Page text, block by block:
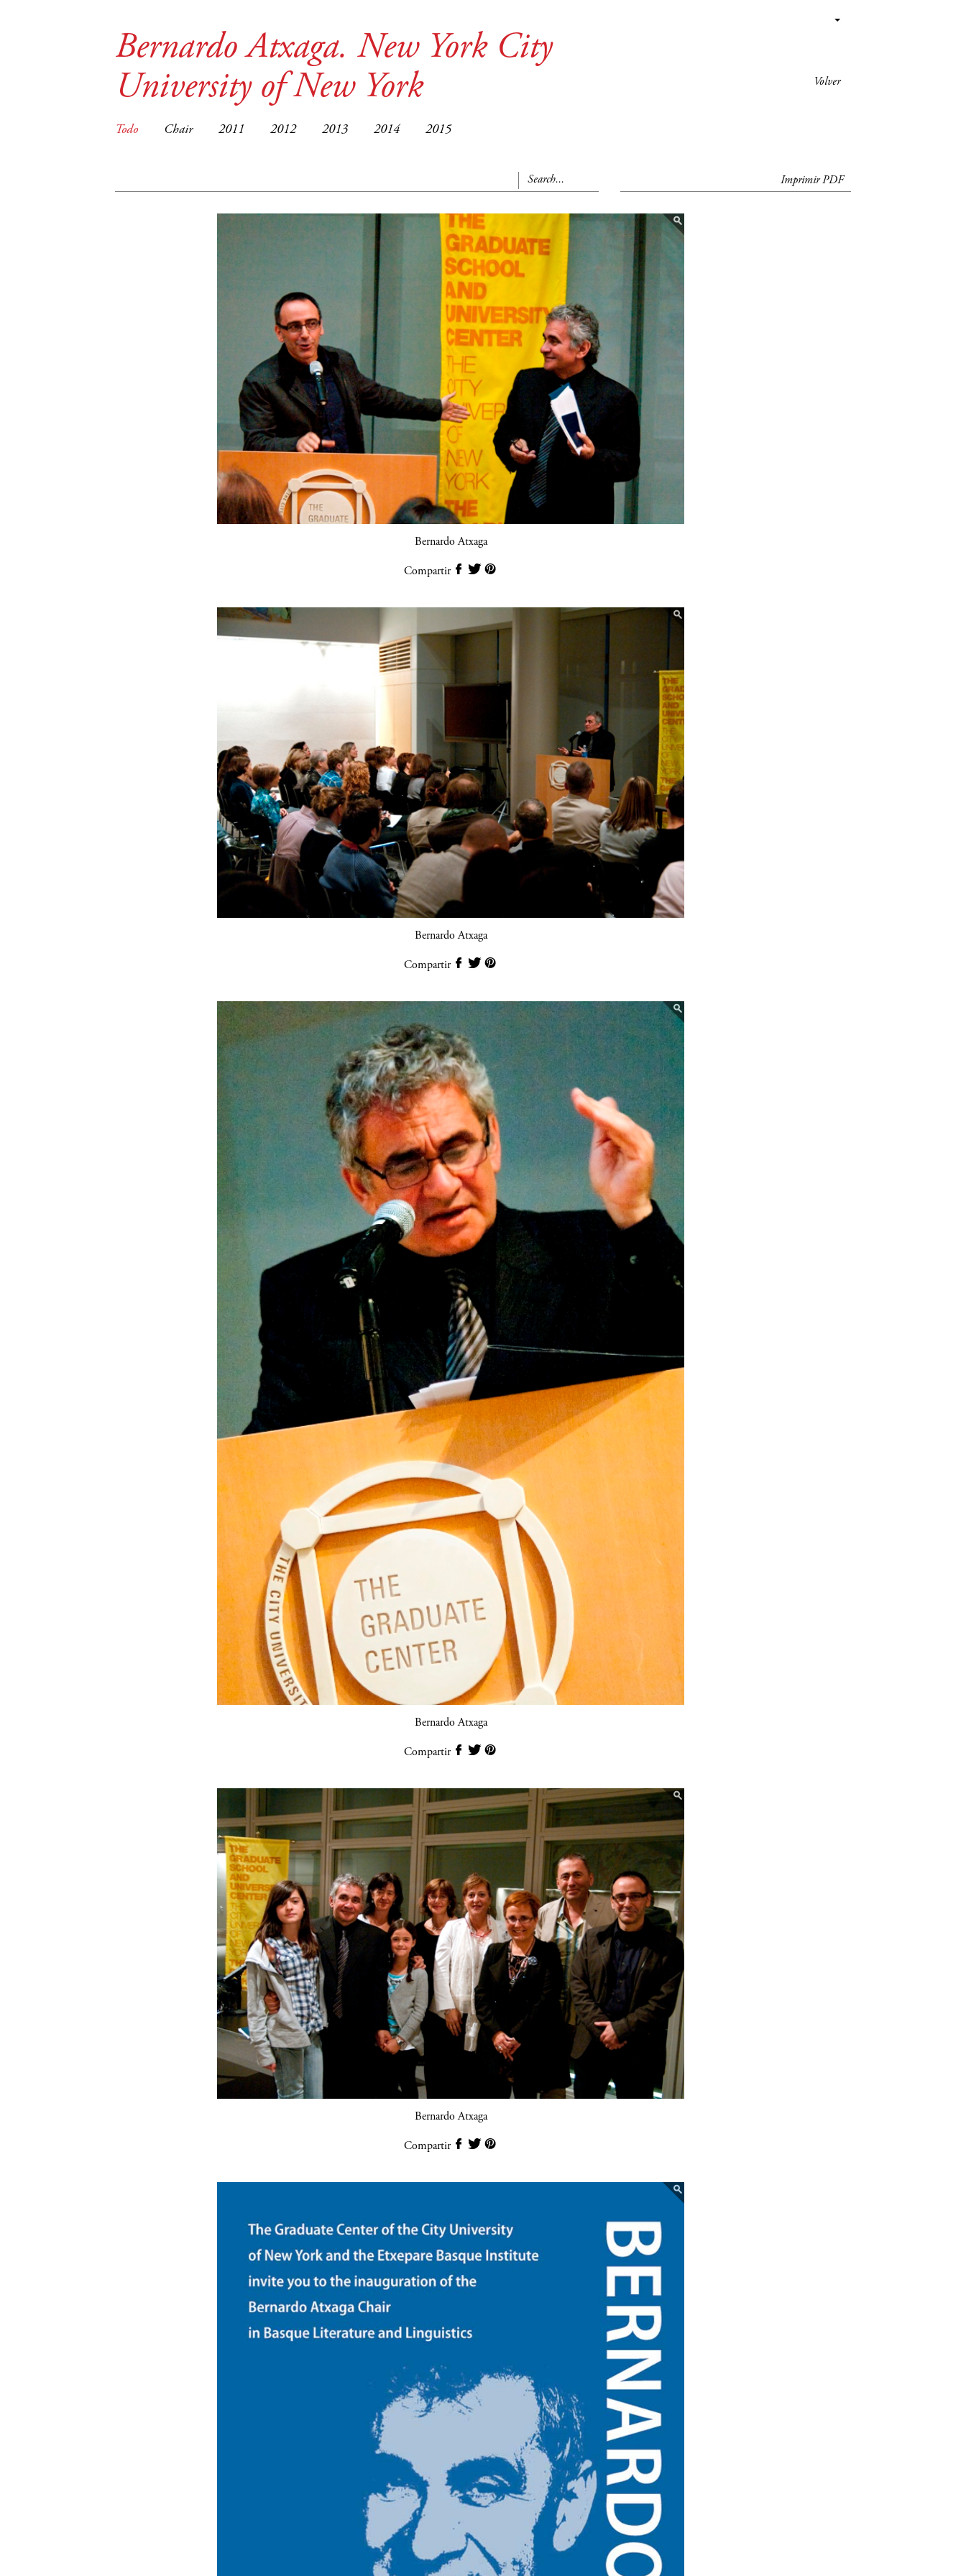
Volver
Bernardo Atxaga. New York City
University of New York
Todo Chair 2011 2012 2013 2014 2015
Imprimir PDF
Bernardo Atxaga
Compartir
Bernardo Atxaga
Compartir
Bernardo Atxaga
Compartir
Bernardo Atxaga
Compartir